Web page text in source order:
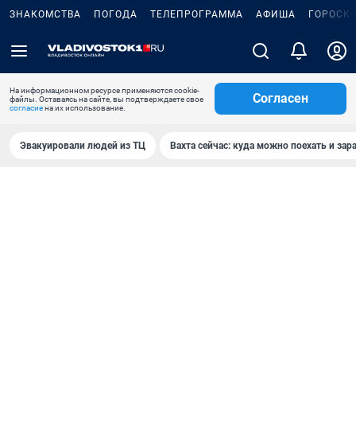
ЗНАКОМСТВА ПОГОДА ТЕЛЕПРОГРАММА АФИША
На информационном ресурсе применяются cookie-
файлы. Оставаясь на сайте, вы подтверждаете свое
согласиена их использование.
Согласен
Эвакуировали людей из ТЦ Вахта сейчас: куда можно поехать и